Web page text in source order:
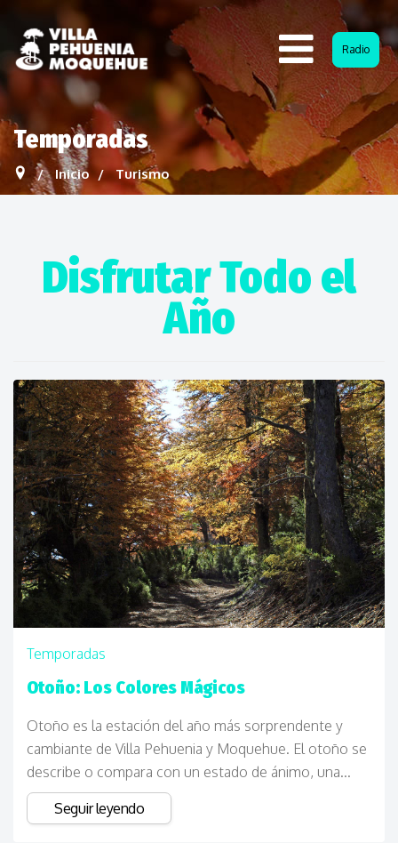
Radio
Temporadas
Inicio Turismo
Disfrutar Todo el
Año
Temporadas
Otoño: Los Colores Mágicos
Otoño es la estación del año más sorprendente y
cambiante de Villa Pehuenia y Moquehue. El otoño se
describe o compara con un estado de ánimo, una...
Seguir leyendo